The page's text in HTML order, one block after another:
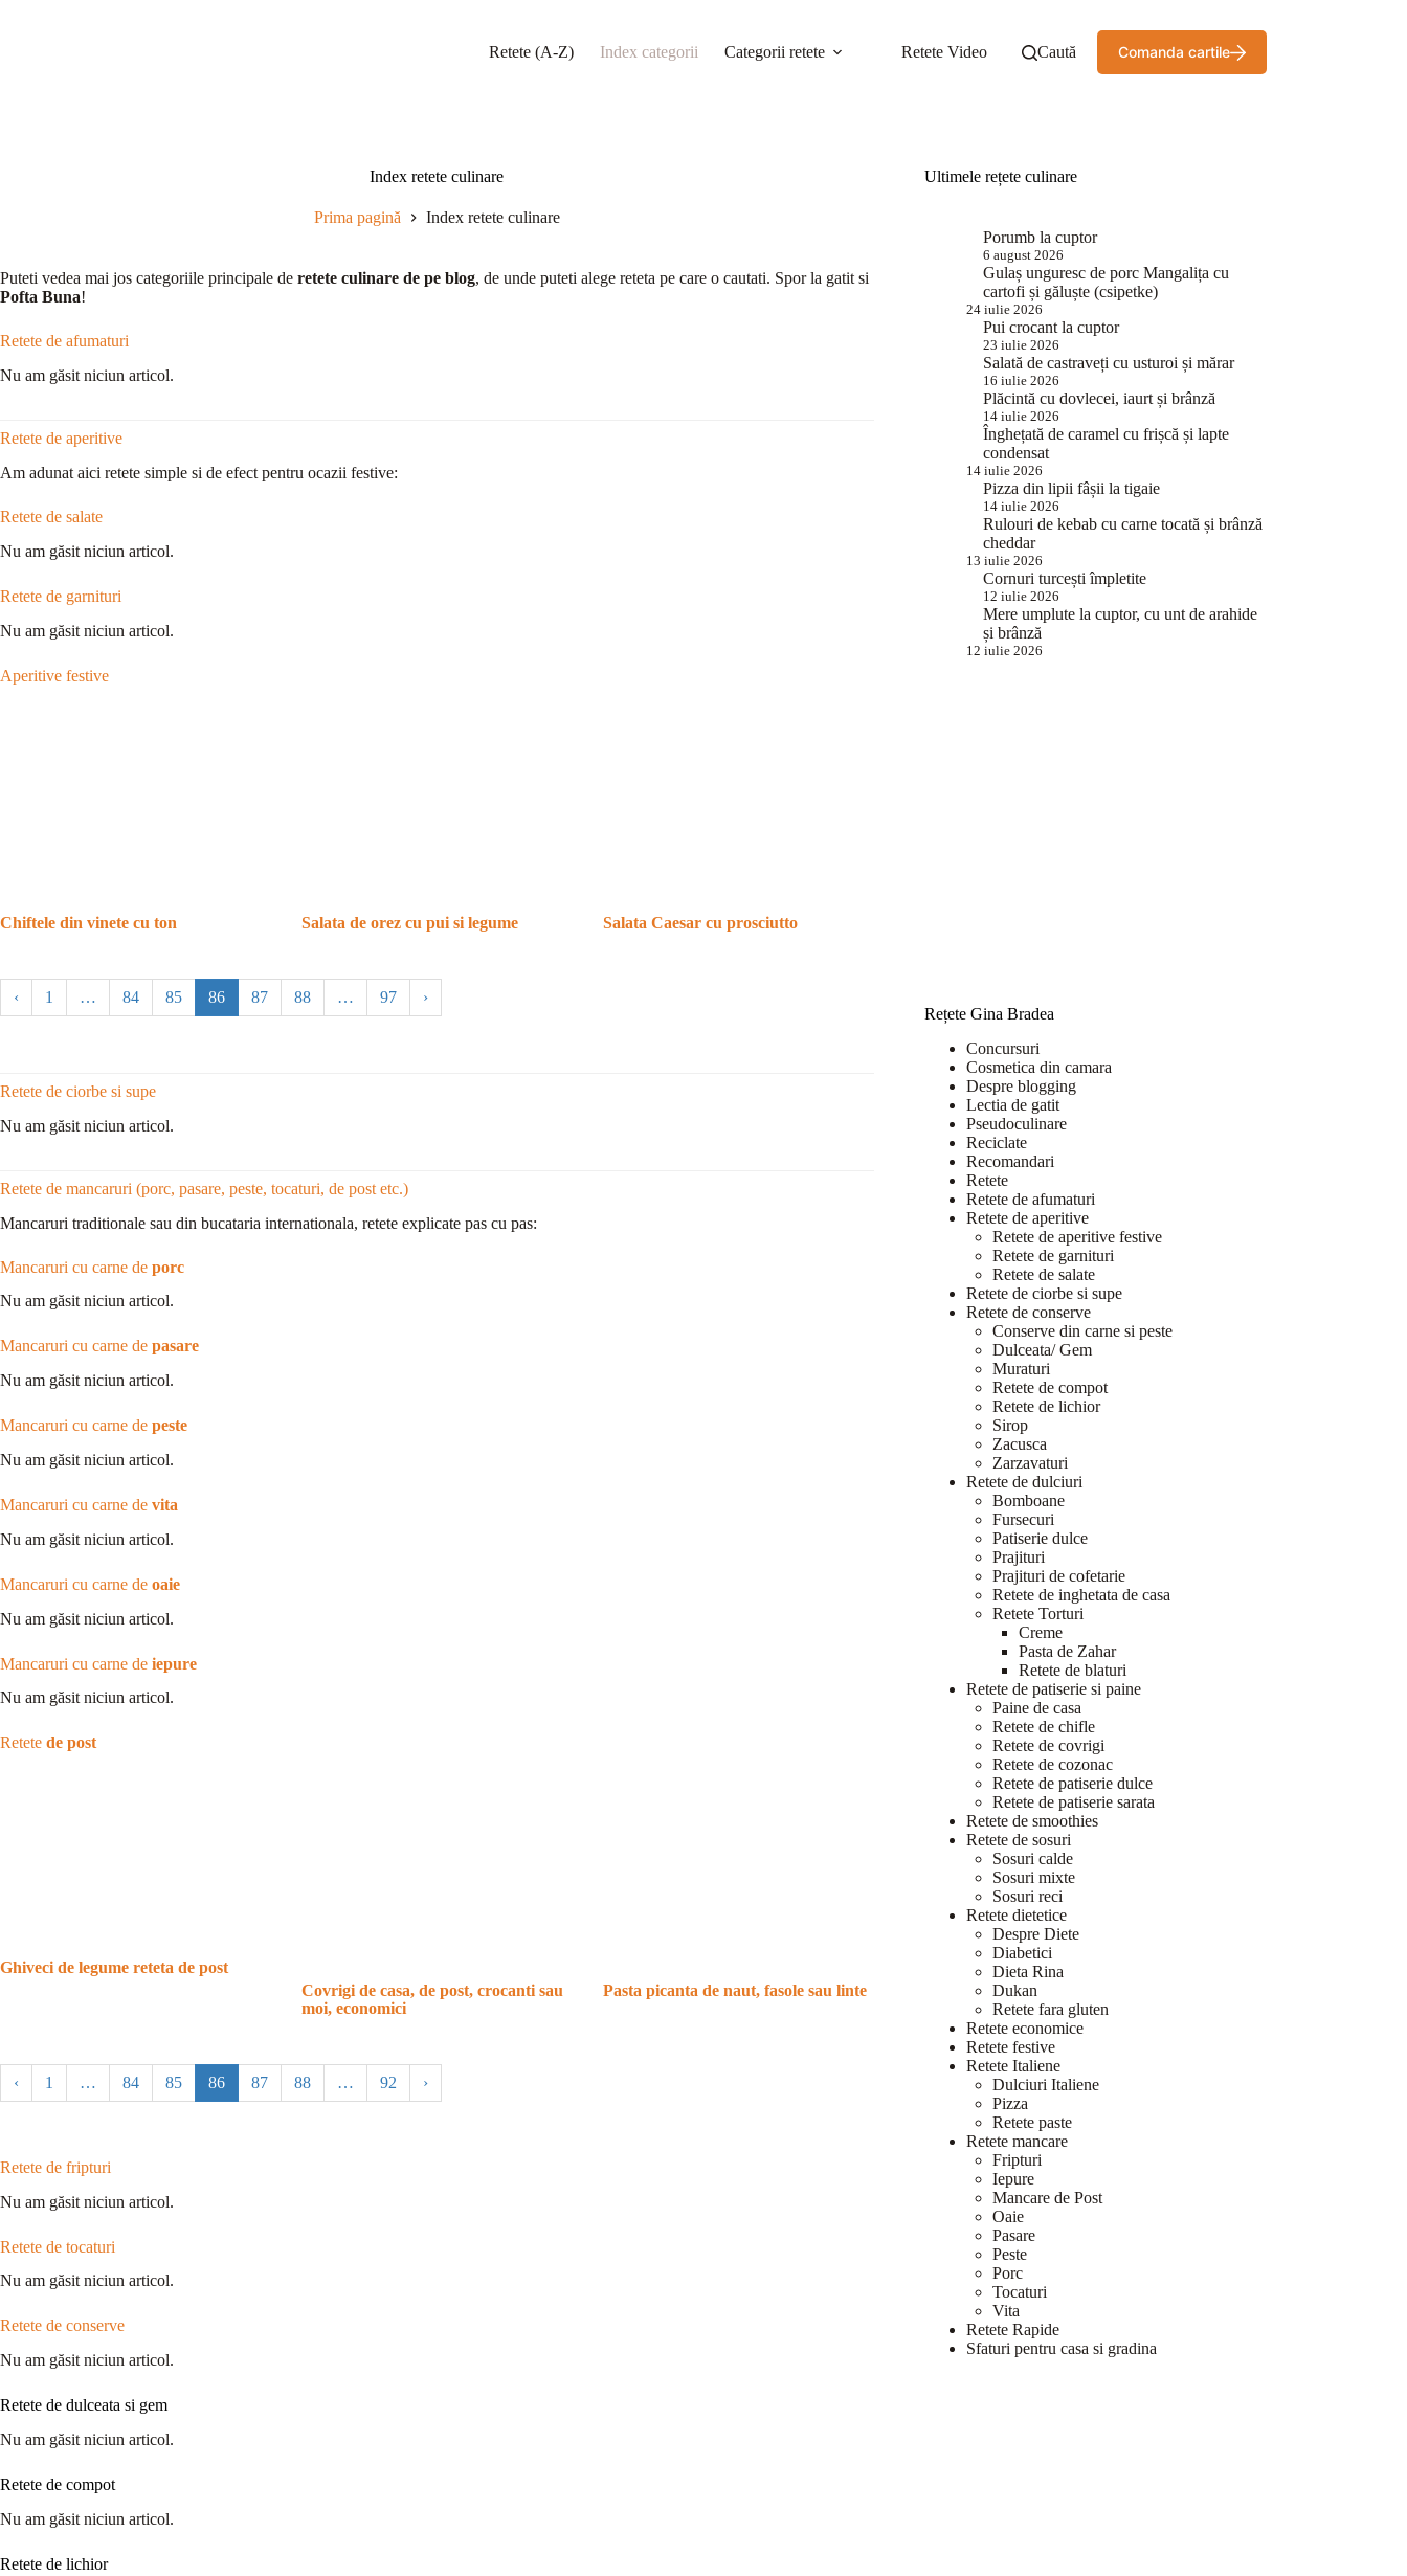
Retete (A-Z) Index categorii Categorii retete Retete Video Caută Comanda cartile
Index retete culinare
Prima pagină Index retete culinare
Puteti vedea mai jos categoriile principale de retete culinare de pe blog, de unde puteti alege reteta pe care o cautati. Spor la gatit si
Pofta Buna!
Retete de afumaturi
Nu am găsit niciun articol.
Retete de aperitive
Am adunat aici retete simple si de efect pentru ocazii festive:
Retete de salate
Nu am găsit niciun articol.
Retete de garnituri
Nu am găsit niciun articol.
Aperitive festive
Chiftele din vinete cu ton Salata de orez cu pui si legume Salata Caesar cu prosciutto
‹ 1 … 84 85 86 87 88 … 97 ›
Retete de ciorbe si supe
Nu am găsit niciun articol.
Retete de mancaruri (porc, pasare, peste, tocaturi, de post etc.)
Mancaruri traditionale sau din bucataria internationala, retete explicate pas cu pas:
Mancaruri cu carne de porc
Nu am găsit niciun articol.
Mancaruri cu carne de pasare
Nu am găsit niciun articol.
Mancaruri cu carne de peste
Nu am găsit niciun articol.
Mancaruri cu carne de vita
Nu am găsit niciun articol.
Mancaruri cu carne de oaie
Nu am găsit niciun articol.
Mancaruri cu carne de iepure
Nu am găsit niciun articol.
Retete de post
Ghiveci de legume reteta de post
Covrigi de casa, de post, crocanti sau
moi, economici
Pasta picanta de naut, fasole sau linte
‹ 1 … 84 85 86 87 88 … 92 ›
Retete de fripturi
Nu am găsit niciun articol.
Retete de tocaturi
Nu am găsit niciun articol.
Retete de conserve
Nu am găsit niciun articol.
Retete de dulceata si gem
Nu am găsit niciun articol.
Retete de compot
Nu am găsit niciun articol.
Retete de lichior
Ultimele rețete culinare
Porumb la cuptor
6 august 2026
Gulaș unguresc de porc Mangalița cu
cartofi și găluște (csipetke)
24 iulie 2026
Pui crocant la cuptor
23 iulie 2026
Salată de castraveți cu usturoi și mărar
16 iulie 2026
Plăcintă cu dovlecei, iaurt și brânză
14 iulie 2026
Înghețată de caramel cu frișcă și lapte
condensat
14 iulie 2026
Pizza din lipii fâșii la tigaie
14 iulie 2026
Rulouri de kebab cu carne tocată și brânză
cheddar
13 iulie 2026
Cornuri turcești împletite
12 iulie 2026
Mere umplute la cuptor, cu unt de arahide
și brânză
12 iulie 2026
Rețete Gina Bradea
Concursuri
Cosmetica din camara
Despre blogging
Lectia de gatit
Pseudoculinare
Reciclate
Recomandari
Retete
Retete de afumaturi
Retete de aperitive
Retete de aperitive festive
Retete de garnituri
Retete de salate
Retete de ciorbe si supe
Retete de conserve
Conserve din carne si peste
Dulceata/ Gem
Muraturi
Retete de compot
Retete de lichior
Sirop
Zacusca
Zarzavaturi
Retete de dulciuri
Bomboane
Fursecuri
Patiserie dulce
Prajituri
Prajituri de cofetarie
Retete de inghetata de casa
Retete Torturi
Creme
Pasta de Zahar
Retete de blaturi
Retete de patiserie si paine
Paine de casa
Retete de chifle
Retete de covrigi
Retete de cozonac
Retete de patiserie dulce
Retete de patiserie sarata
Retete de smoothies
Retete de sosuri
Sosuri calde
Sosuri mixte
Sosuri reci
Retete dietetice
Despre Diete
Diabetici
Dieta Rina
Dukan
Retete fara gluten
Retete economice
Retete festive
Retete Italiene
Dulciuri Italiene
Pizza
Retete paste
Retete mancare
Fripturi
Iepure
Mancare de Post
Oaie
Pasare
Peste
Porc
Tocaturi
Vita
Retete Rapide
Sfaturi pentru casa si gradina